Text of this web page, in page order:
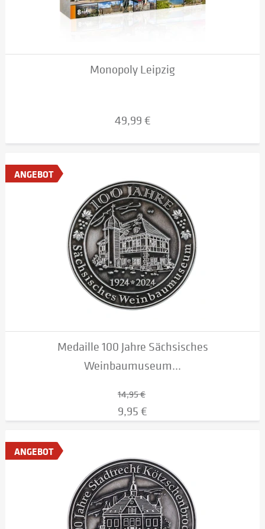
Monopoly Leipzig
49,99 €
ANGEBOT
Medaille 100 Jahre Sächsisches
Weinbaumuseum...
14,95 €
9,95 €
ANGEBOT